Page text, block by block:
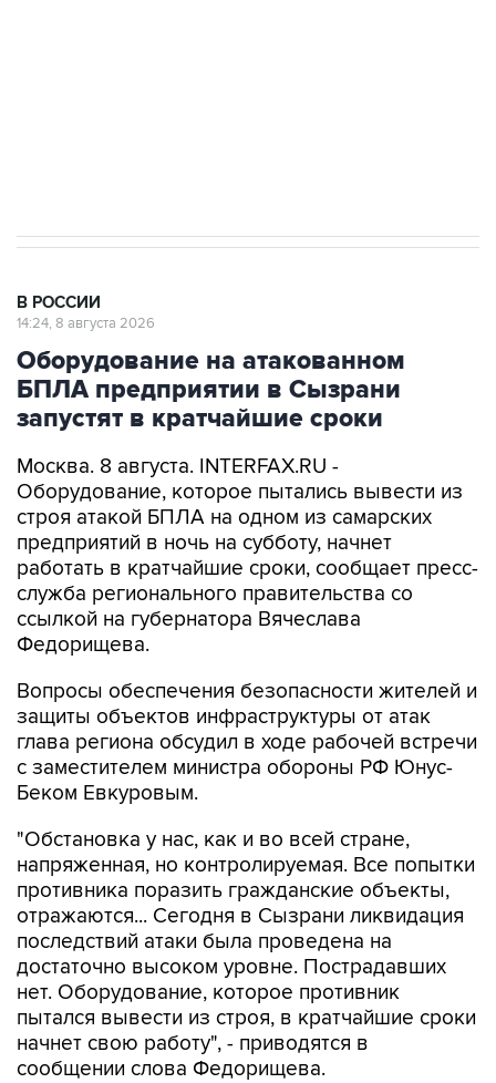
В РОССИИ
14:24, 8 августа 2026
Оборудование на атакованном
БПЛА предприятии в Сызрани
запустят в кратчайшие сроки
Москва. 8 августа. INTERFAX.RU -
Оборудование, которое пытались вывести из
строя атакой БПЛА на одном из самарских
предприятий в ночь на субботу, начнет
работать в кратчайшие сроки, сообщает пресс-
служба регионального правительства со
ссылкой на губернатора Вячеслава
Федорищева.
Вопросы обеспечения безопасности жителей и
защиты объектов инфраструктуры от атак
глава региона обсудил в ходе рабочей встречи
с заместителем министра обороны РФ Юнус-
Беком Евкуровым.
"Обстановка у нас, как и во всей стране,
напряженная, но контролируемая. Все попытки
противника поразить гражданские объекты,
отражаются... Сегодня в Сызрани ликвидация
последствий атаки была проведена на
достаточно высоком уровне. Пострадавших
нет. Оборудование, которое противник
пытался вывести из строя, в кратчайшие сроки
начнет свою работу", - приводятся в
сообщении слова Федорищева.